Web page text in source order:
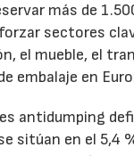
más de
sectores
el mueble, el
embalaje en
antidumping
sitúan en el 5,4